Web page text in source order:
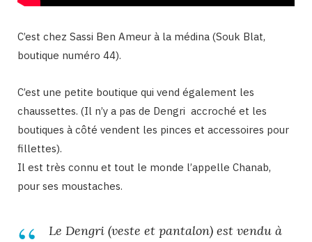
C’est chez Sassi Ben Ameur à la médina (Souk Blat,
boutique numéro 44).
C’est une petite boutique qui vend également les
chaussettes. (Il n’y a pas de Dengri accroché et les
boutiques à côté vendent les pinces et accessoires pour
fillettes).
Il est très connu et tout le monde l’appelle Chanab,
pour ses moustaches.
Le Dengri (veste et pantalon) est vendu à